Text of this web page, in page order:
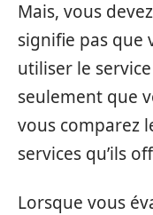
Mais, vous
signifie pas que
utiliser le
seulement que
vous comparez
services qu’ils
Lorsque vous